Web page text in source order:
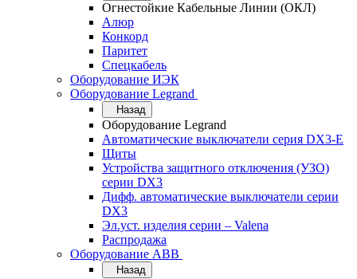
Огнестойкие Кабельные Линии (ОКЛ)
Алюр
Конкорд
Паритет
Спецкабель
Оборудование ИЭК
Оборудование Legrand
Назад
Оборудование Legrand
Автоматические выключатели серия DX3-E
Щиты
Устройства защитного отключения (УЗО)
серии DX3
Дифф. автоматические выключатели серии
DX3
Эл.уст. изделия серии – Valena
Распродажа
Оборудование АВВ
Назад